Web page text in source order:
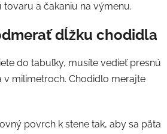
a čakaniu na výmenu.
dĺžku chodidla
do tabuľky, musíte vedieť presnú
milimetroch. Chodidlo merajte
povrch k stene tak, aby sa päta